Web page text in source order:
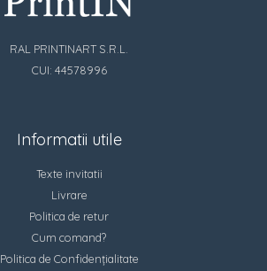
RAL PRINTINART S.R.L.
CUI: 44578996
Informatii utile
Texte invitatii
Livrare
Politica de retur
Cum comand?
Politica de Confidențialitate